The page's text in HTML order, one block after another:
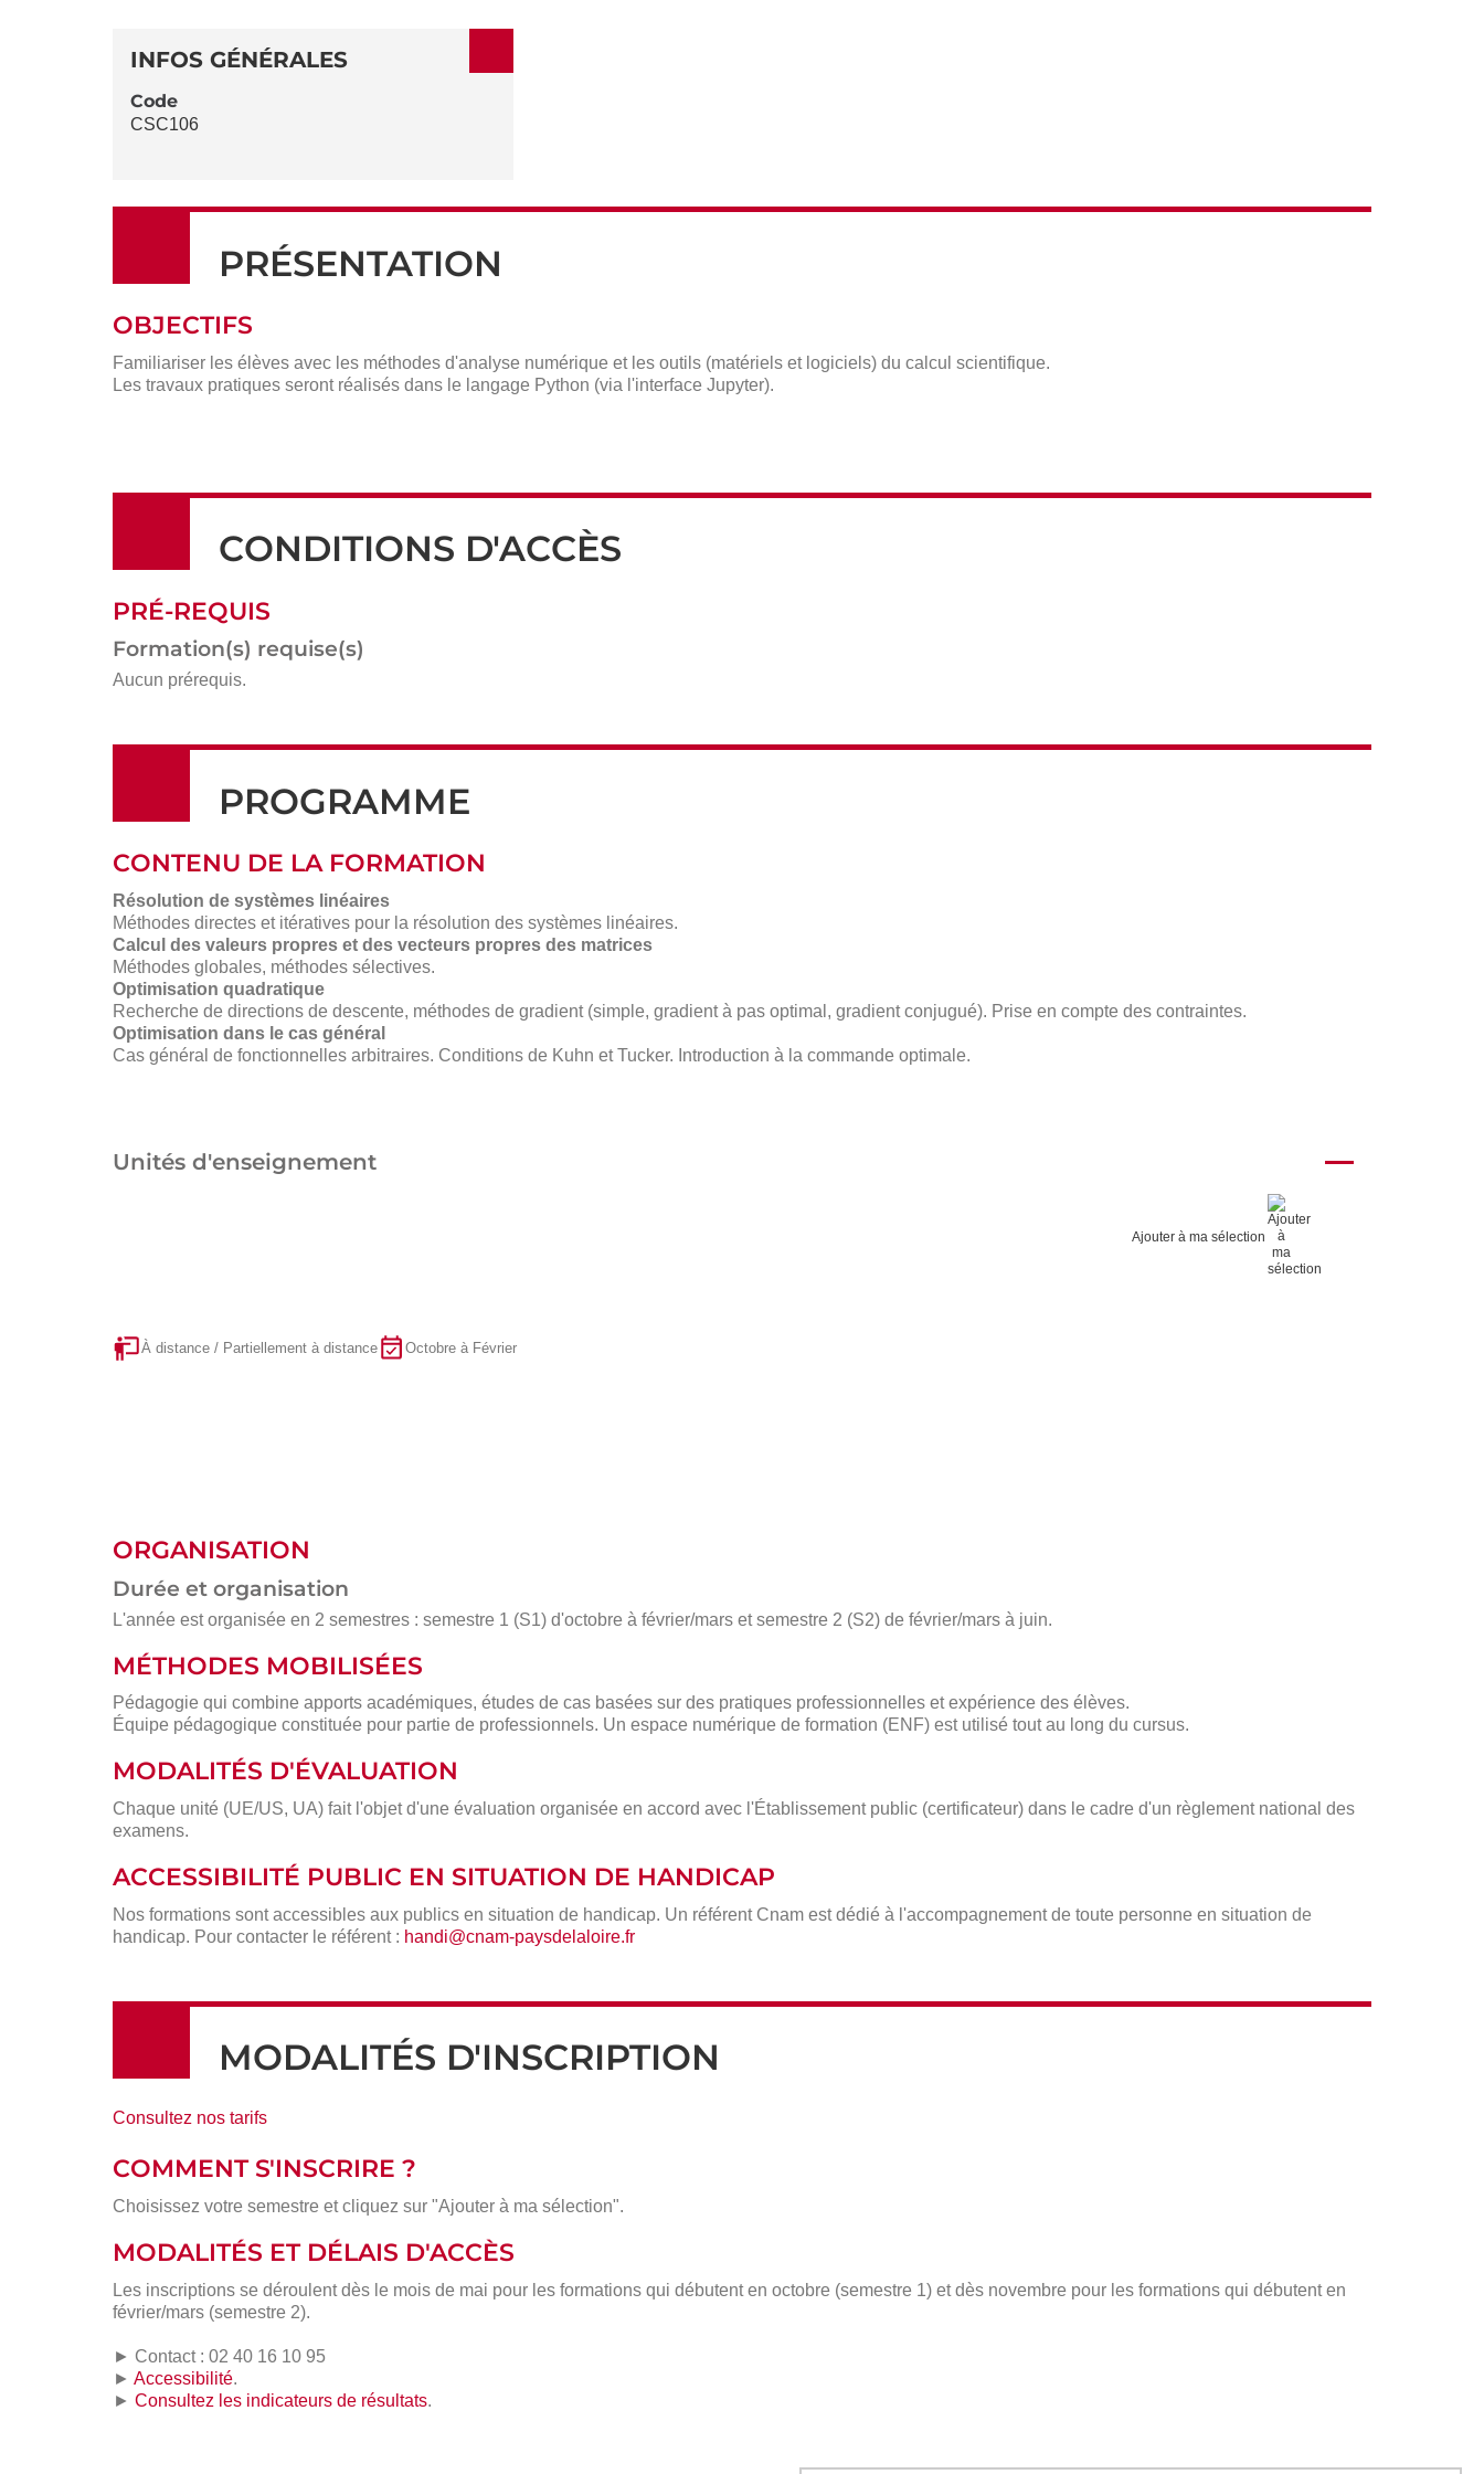
DE
LA
DÉTAILS
INFOS GÉNÉRALES
Code
CSC106
PRÉSENTATION
OBJECTIFS
Familiariser les élèves avec les méthodes d'analyse numérique et les outils (matériels et logiciels) du calcul scientifique.
Les travaux pratiques seront réalisés dans le langage Python (via l'interface Jupyter).
CONDITIONS D'ACCÈS
PRÉ-REQUIS
Formation(s) requise(s)
Aucun prérequis.
PROGRAMME
CONTENU DE LA FORMATION
Résolution de systèmes linéaires
Méthodes directes et itératives pour la résolution des systèmes linéaires.
Calcul des valeurs propres et des vecteurs propres des matrices
Méthodes globales, méthodes sélectives.
Optimisation quadratique
Recherche de directions de descente, méthodes de gradient (simple, gradient à pas optimal, gradient conjugué). Prise en compte des contraintes.
Optimisation dans le cas général
Cas général de fonctionnelles arbitraires. Conditions de Kuhn et Tucker. Introduction à la commande optimale.
Unités d'enseignement
Ajouter à ma sélection
À distance / Partiellement à distance Octobre à Février
ORGANISATION
Durée et organisation
L'année est organisée en 2 semestres : semestre 1 (S1) d'octobre à février/mars et semestre 2 (S2) de février/mars à juin.
MÉTHODES MOBILISÉES
Pédagogie qui combine apports académiques, études de cas basées sur des pratiques professionnelles et expérience des élèves.
Équipe pédagogique constituée pour partie de professionnels. Un espace numérique de formation (ENF) est utilisé tout au long du cursus.
MODALITÉS D'ÉVALUATION
Chaque unité (UE/US, UA) fait l'objet d'une évaluation organisée en accord avec l'Établissement public (certificateur) dans le cadre d'un règlement national des
examens.
ACCESSIBILITÉ PUBLIC EN SITUATION DE HANDICAP
Nos formations sont accessibles aux publics en situation de handicap. Un référent Cnam est dédié à l'accompagnement de toute personne en situation de
handicap. Pour contacter le référent : handi@cnam-paysdelaloire.fr
MODALITÉS D'INSCRIPTION
Consultez nos tarifs
COMMENT S'INSCRIRE ?
Choisissez votre semestre et cliquez sur "Ajouter à ma sélection".
MODALITÉS ET DÉLAIS D'ACCÈS
Les inscriptions se déroulent dès le mois de mai pour les formations qui débutent en octobre (semestre 1) et dès novembre pour les formations qui débutent en
février/mars (semestre 2).
► Contact : 02 40 16 10 95
► Accessibilité.
► Consultez les indicateurs de résultats.